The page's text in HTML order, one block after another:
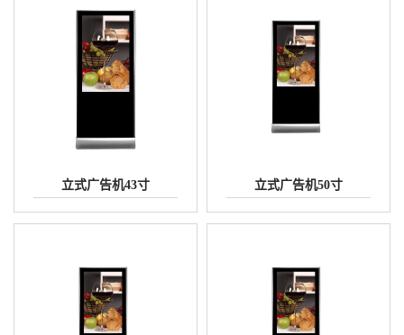
立式广告机43寸 立式广告机50寸